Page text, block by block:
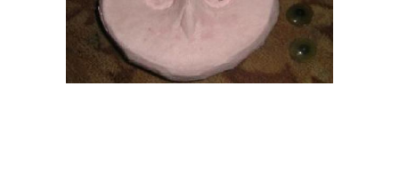
Сова из деревянной
коры
Сова из шишки